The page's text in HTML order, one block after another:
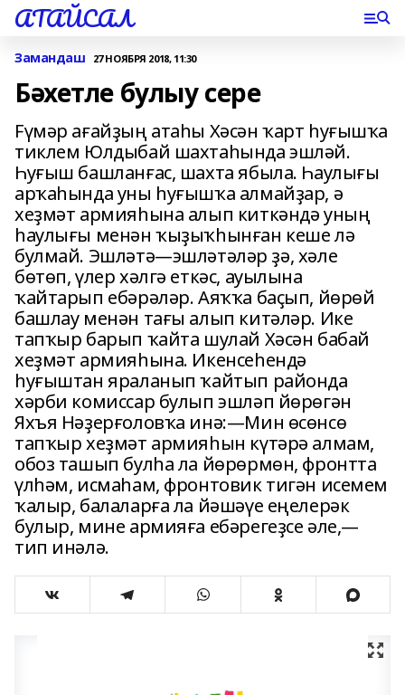
АТАЙСАЛ
Замандаш 27 НОЯБРЯ 2018, 11:30
Бәхетле булыу сере
Fүмәр ағайҙың атаһы Хәсән ҡарт һуғышҡа
тиклем Юлдыбай шахтаһында эшләй.
Һуғыш башланғас, шахта ябыла. Һаулығы
арҡаһында уны һуғышҡа алмайҙар, ә
хеҙмәт армияһына алып киткәндә уның
һаулығы менән ҡыҙыҡһынған кеше лә
булмай. Эшләтә—эшләтәләр ҙә, хәле
бөтөп, үлер хәлгә еткәс, ауылына
ҡайтарып ебәрәләр. Аяҡҡа баҫып, йөрөй
башлау менән тағы алып китәләр. Ике
тапҡыр барып ҡайта шулай Хәсән бабай
хеҙмәт армияһына. Икенсеһендә
һуғыштан яраланып ҡайтып районда
хәрби комиссар булып эшләп йөрөгән
Яхъя Нәҙерғоловҡа инә:—Мин өсөнсө
тапҡыр хеҙмәт армияһын күтәрә алмам,
обоз ташып булһа ла йөрөрмөн, фронтта
үлһәм, исмаһам, фронтовик тигән исемем
ҡалыр, балаларға ла йәшәүе еңелерәк
булыр, мине армияға ебәрегеҙсе әле,—
тип инәлә.